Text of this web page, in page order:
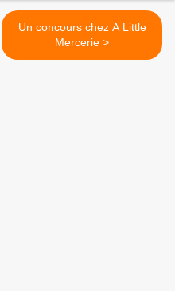
Un concours chez A Little
Mercerie >